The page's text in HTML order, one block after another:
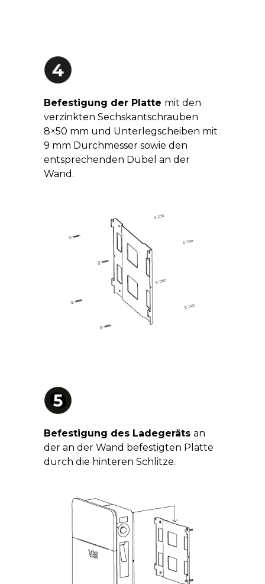
Befestigung der Platte mit den
verzinkten Sechskantschrauben
8×50 mm und Unterlegscheiben mit
9 mm Durchmesser sowie den
entsprechenden Dübel an der
Wand.
Befestigung des Ladegeräts an
der an der Wand befestigten Platte
durch die hinteren Schlitze.